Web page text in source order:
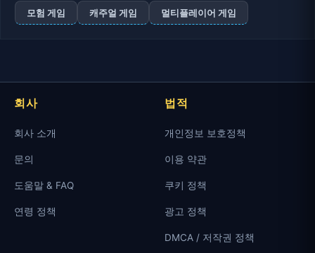
모험 게임 캐주얼 게임 멀티플레이어 게임
회사
회사 소개
문의
도움말 & FAQ
연령 정책
법적
개인정보 보호정책
이용 약관
쿠키 정책
광고 정책
DMCA / 저작권 정책